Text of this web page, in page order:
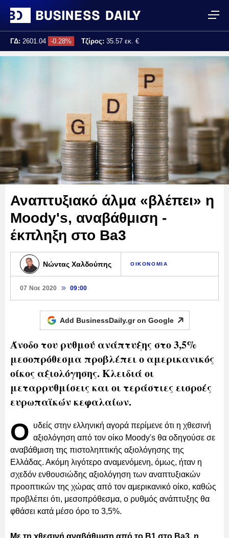
ΓΔ: 2601.04 -0.28% Τζίρος: 35.57 εκ. €
Αναπτυξιακό άλμα «βλέπει» η
Moody's, αναβάθμιση -
έκπληξη στο Ba3
Νώντας Χαλδούπης ΟΙΚΟΝΟΜΙΑ
07 Νοε 2020 09:00
Add BusinessDaily.gr on Google
Άνοδο του ρυθμού ανάπτυξης στο 3,5%
μεσοπρόθεσμα προβλέπει ο αμερικανικός
οίκος αξιολόγησης. Κλειδιά οι
μεταρρυθμίσεις και οι τεράστιες εισροές
ευρωπαϊκών κεφαλαίων.
Ο υδείς στην ελληνική αγορά περίμενε ότι η χθεσινή
αξιολόγηση από τον οίκο Moody's θα οδηγούσε σε
αναβάθμιση της πιστοληπτικής αξιολόγησης της
Ελλάδας. Ακόμη λιγότερο αναμενόμενη, όμως, ήταν η
σχεδόν ενθουσιώδης αξιολόγηση των αναπτυξιακών
προοπτικών της χώρας από τον αμερικανικό οίκο, καθώς
προβλέπει ότι, μεσοπρόθεσμα, ο ρυθμός ανάπτυξης θα
φθάσει κατά μέσο όρο το 3,5%.
Με τη χθεσινή αναβάθμιση από το B1 στο Ba3, η